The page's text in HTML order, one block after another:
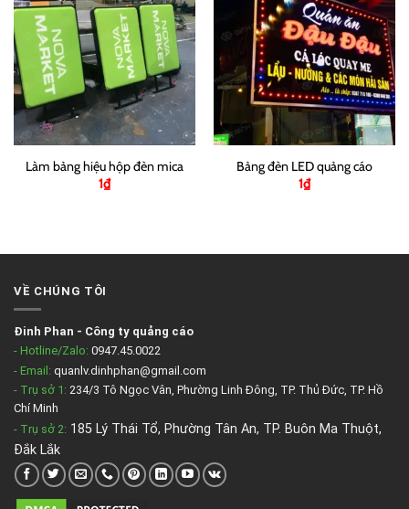
Làm bảng hiệu hộp đèn mica
1₫
Bảng đèn LED quảng cáo
1₫
VỀ CHÚNG TÔI
Đinh Phan - Công ty quảng cáo
- Hotline/Zalo: 0947.45.0022
- Email: quanlv.dinhphan@gmail.com
- Trụ sở 1: 234/3 Tô Ngọc Vân, Phường Linh Đông, TP. Thủ Đức, TP. Hồ
Chí Minh
- Trụ sở 2: 185 Lý Thái Tổ, Phường Tân An, TP. Buôn Ma Thuột,
Đắk Lắk